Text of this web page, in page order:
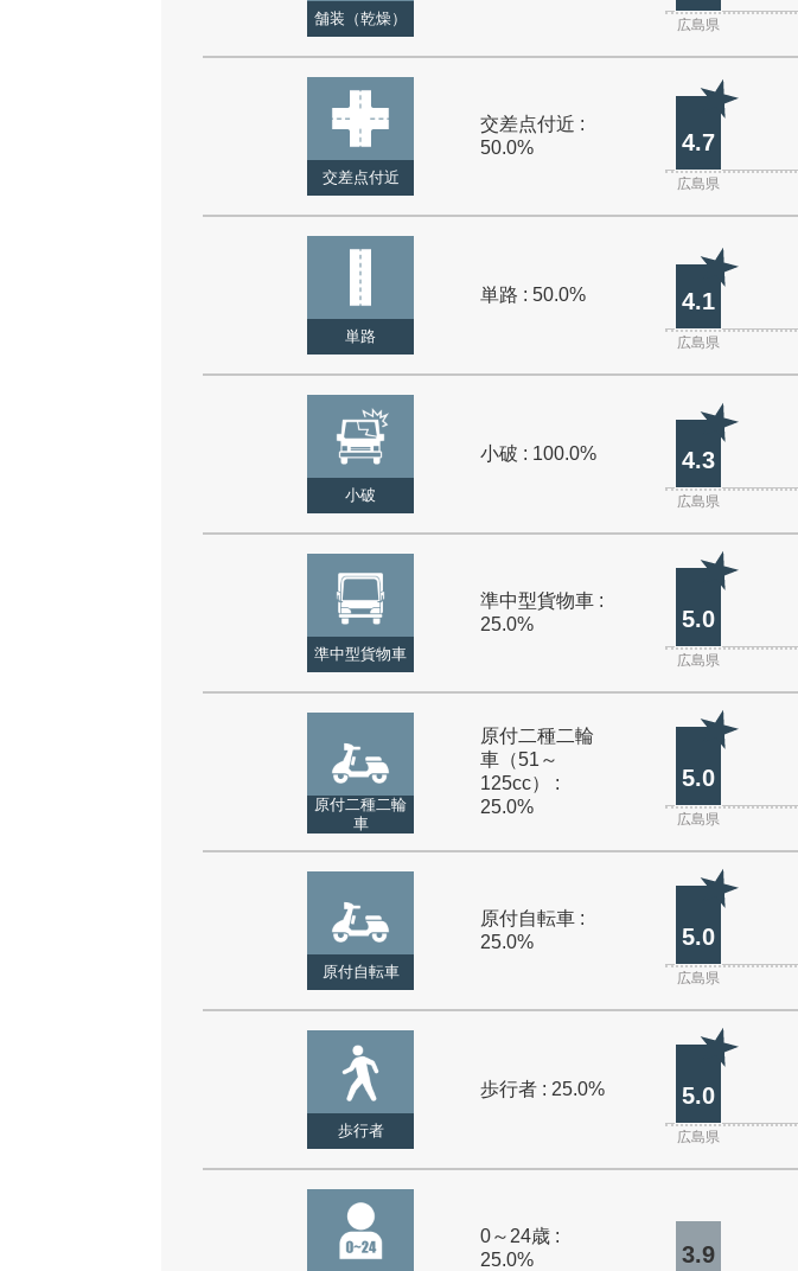
舗装（乾燥） 広島県
交差点付近
交差点付近 :
50.0%
4.7
広島県
単路
単路 : 50.0% 4.1
広島県
小破
小破 : 100.0% 4.3
広島県
準中型貨物車
準中型貨物車 :
25.0%
5.0
広島県
原付二種二輪
車
原付二種二輪
車（51～
125cc） :
25.0%
5.0
広島県
原付自転車
原付自転車 :
25.0%
5.0
広島県
歩行者
歩行者 : 25.0% 5.0
広島県
0～24歳 :
25.0%
3.9